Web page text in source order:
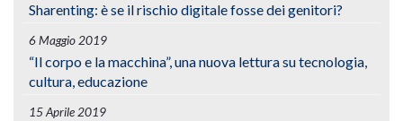
Sharenting: è se il rischio digitale fosse dei genitori?
6 Maggio 2019
“Il corpo e la macchina”, una nuova lettura su tecnologia,
cultura, educazione
15 Aprile 2019